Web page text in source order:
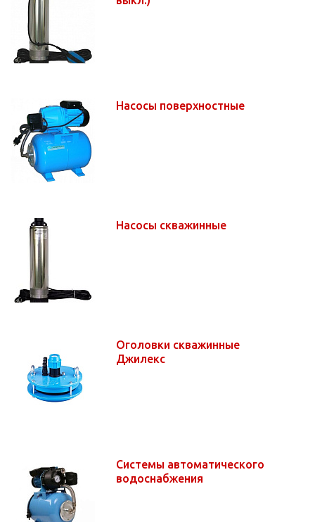
Насосы поверхностные
Насосы скважинные
Оголовки скважинные
Джилекс
Системы автоматического
водоснабжения